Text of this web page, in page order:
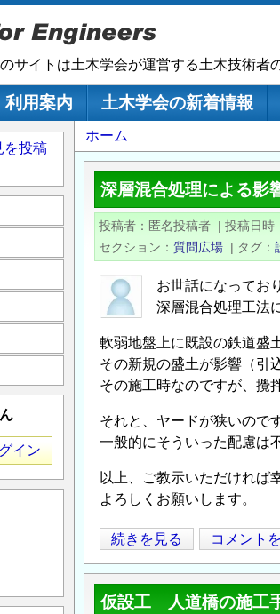
サイトは土木学会が運営する土木技術者
ン
利用案内 土木学会の新着情報
パ
ン
く
ず
ホーム
深層混合処理による影
投稿者 匿名投稿者 | 投稿日時
セクション
質問広場 | タグ
お世話になってお
深層混合処理工法
軟弱地盤上に既設の鉄道盛
その新規の盛土が影響（引
その施工時なのですが、攪
それと、ヤードが狭いので
一般的にそういった配慮は
以上、ご教示いただければ
よろしくお願いします。
深
層
混
合
続きを見る コメント
仮設工 人道橋の施工
を投稿
イン